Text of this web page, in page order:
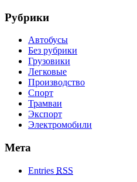
Рубрики
Автобусы
Без рубрики
Грузовики
Легковые
Производство
Спорт
Трамваи
Экспорт
Электромобили
Мета
Entries RSS